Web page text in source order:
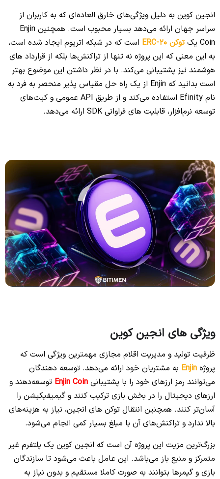
انجین کوین به دلیل ویژگی‌های خارق العاده‌ای که به کاربران از
سراسر جهان ارائه می‌دهد بسیار محبوب است. همچنین Enjin
Coin یک
توکن ERC-20
است که در شبکه اتریوم ایجاد شده است،
به این معنی که این پروژه نه تنها از تراکنش‌ها بلکه از قرارداد های
هوشمند نیز پشتیبانی می‌کند. با در نظر داشتن این موضوع بهتر
است بدانید که Enjin از یک راه حل مقیاس پذیر منحصر به فرد به
نام Efinity استفاده می‌کند و از طریق API عمومی و کیت‌های
توسعه نرم‌افزار، قابلیت ‌های فراوانی SDK ارائه می‌دهد.
ویژگی های انجین کوین
ظرفیت تولید و مدیریت اقلام مجازی مهمترین ویژگی است که
پروژه Enjin به مشتریان خود ارائه می‌دهد. توسعه دهندگان
می‌توانند رمز ارزهای خود را با پشتیبانی Enjin Coin توسعه‌دهند و
ارزهای دیجیتال را در بخش بازی ترکیب کنند و گیمیفیکیشن را
آسان‌تر کنند. همچنین انتقال توکن های انجین، نیاز به هزینه‌های
بالا ندارد و تراکنش‌های آن با مبلغ بسیار کمی انجام می‌شود.
بزرگ‌ترین مزیت این پروژه آن است که انجین کوین یک پلتفرم غیر
متمرکز و منبع باز می‌باشد. این عامل باعث می‌شود تا سازندگان
بازی و گیمرها بتوانند به صورت کاملا مستقیم و بدون نیاز به